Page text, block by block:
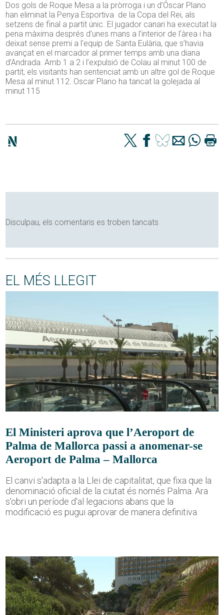
Dos gols de Roque Mesa a la pròrroga i un d’Óscar Plano
han eliminat la Penya Esportiva de la Copa del Rei, als
setzens de final a partit únic. El jugador canari ha executat la
pena màxima després d’unes mans a l’interior de l’àrea i ha
deixat sense premi a l’equip de Santa Eulària, que s’havia
avançat en el marcador al primer temps amb una diana
d’Andrada. Amb 1 a 2 i l’expulsió de Colau al minut 100 de
partit, els visitants han sentenciat amb un altre gol de Roque
Mesa al minut 112. Oscar Plano ha tancat la golejada al
minut 115
Disculpau, els comentaris es troben tancats
EL MÉS LLEGIT
El Ministeri aprova que l’Aeroport de
Palma de Mallorca passi a anomenar-se
Aeroport de Palma – Mallorca
El canvi s'adapta a la Llei de capitalitat, que fixa que la
denominació oficial de la ciutat és només Palma. Ara
s'obri un període d'al·legacions abans que la
modificació es pugui aprovar de manera definitiva.